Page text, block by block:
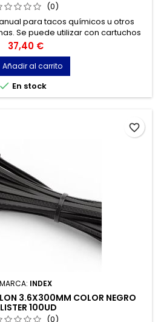
(0)
para tacos químicos u otros
Se puede utilizar con cartuchos
una aplicación sencilla, efectiva
del producto.
Precio
37,40 €
Añadir al carrito
 En stock
MARCA: INDEX
3.6X300MM COLOR NEGRO
100UD
(0)
favorite_border